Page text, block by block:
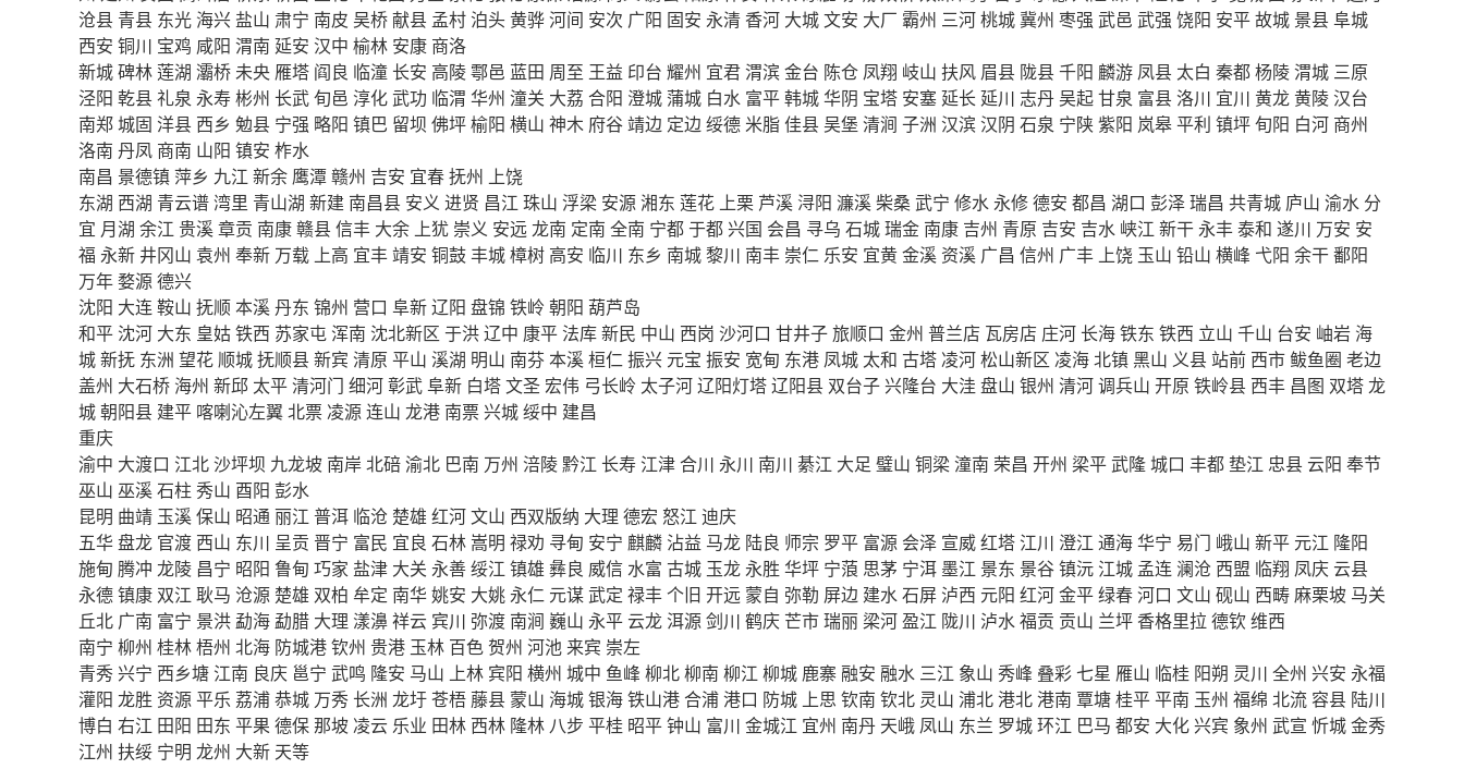
沧县 青县 东光 海兴 盐山 肃宁 南皮 吴桥献县 孟村 泊头黄骅河间 安次 广阳 固安 永清 香河 大城文安 大厂 霸州 三河桃城冀州 枣强 武邑 武强 饶阳 安平故城 景县阜城
西安 铜川 宝鸡 咸阳 渭南 延安 汉中 榆林 安康 商洛
新城碑林莲湖 灞桥未央 雁塔 阎良 临潼 长安 高陵鄠邑 蓝田 周至 王益 印台 耀州 宜君渭滨金台 陈仓 凤翔 岐山 扶风 眉县 陇县千阳 麟游 凤县 太白 秦都杨陵渭城 三原
泾阳 乾县礼泉 永寿彬州 长武旬邑 淳化武功 临渭 华州 潼关 大荔 合阳 澄城蒲城 白水 富平韩城华阴 宝塔 安塞延长 延川 志丹吴起甘泉 富县洛川 宜川 黄龙黄陵汉台
南郑城固 洋县 西乡 勉县 宁强 略阳 镇巴 留坝 佛坪榆阳 横山 神木 府谷靖边 定边绥德 米脂佳县吴堡 清涧 子洲 汉滨汉阴 石泉 宁陕紫阳 岚皋平利 镇坪旬阳 白河 商州
洛南 丹凤 商南 山阳 镇安 柞水
南昌 景德镇萍乡 九江 新余 鹰潭赣州 吉安 宜春抚州 上饶
东湖 西湖 青云谱湾里 青山湖 新建 南昌县 安义 进贤 昌江 珠山 浮梁 安源湘东 莲花 上栗 芦溪 浔阳 濂溪柴桑武宁 修水 永修德安 都昌 湖口 彭泽瑞昌 共青城 庐山 渝水 分
宜 月湖 余江 贵溪章贡 南康赣县信丰 大余 上犹 崇义 安远 龙南 定南 全南 宁都于都兴国 会昌 寻乌 石城瑞金 南康 吉州 青原 吉安 吉水 峡江 新干 永丰泰和 遂川 万安 安
福 永新 井冈山 袁州 奉新 万载 上高 宜丰靖安 铜鼓丰城樟树 高安 临川 东乡 南城黎川 南丰 崇仁 乐安 宜黄金溪 资溪 广昌 信州 广丰 上饶 玉山 铅山 横峰 弋阳 余干鄱阳
万年婺源德兴
沈阳 大连鞍山 抚顺本溪丹东 锦州 营口 阜新辽阳 盘锦 铁岭 朝阳 葫芦岛
和平 沈河 大东 皇姑铁西 苏家屯 浑南 沈北新区 于洪辽中 康平 法库新民 中山 西岗 沙河口 甘井子旅顺口 金州 普兰店 瓦房店 庄河 长海铁东 铁西 立山 千山 台安 岫岩 海
城新抚 东洲 望花 顺城抚顺县新宾 清原 平山 溪湖 明山 南芬 本溪桓仁振兴 元宝 振安 宽甸 东港 凤城 太和 古塔 凌河松山新区 凌海北镇黑山 义县 站前 西市 鲅鱼圈 老边
盖州 大石桥 海州 新邱 太平清河门 细河彰武阜新 白塔文圣宏伟 弓长岭 太子河辽阳灯塔辽阳县 双台子兴隆台 大洼 盘山 银州 清河调兵山 开原 铁岭县 西丰 昌图 双塔龙
城朝阳县 建平 喀喇沁左翼北票 凌源连山 龙港 南票兴城绥中 建昌
重庆
渝中 大渡口 江北沙坪坝 九龙坡 南岸北碚渝北 巴南 万州 涪陵黔江 长寿 江津合川 永川 南川 綦江 大足 璧山 铜梁潼南 荣昌 开州 梁平武隆城口 丰都 垫江 忠县 云阳 奉节
巫山 巫溪石柱 秀山 酉阳 彭水
昆明 曲靖 玉溪保山 昭通丽江 普洱 临沧 楚雄 红河文山 西双版纳 大理 德宏 怒江 迪庆
五华盘龙 官渡 西山 东川 呈贡 晋宁 富民 宜良 石林嵩明 禄劝 寻甸 安宁 麒麟 沾益 马龙 陆良 师宗 罗平 富源 会泽 宣威红塔 江川 澄江 通海华宁 易门 峨山 新平 元江 隆阳
施甸 腾冲 龙陵 昌宁 昭阳 鲁甸 巧家 盐津 大关 永善绥江 镇雄 彝良 威信水富 古城 玉龙 永胜 华坪 宁蒗 思茅 宁洱 墨江 景东 景谷镇沅 江城 孟连 澜沧 西盟 临翔 凤庆 云县
永德镇康 双江 耿马 沧源 楚雄 双柏 牟定 南华姚安 大姚 永仁 元谋武定 禄丰个旧 开远 蒙自 弥勒 屏边 建水石屏 泸西 元阳 红河金平绿春河口 文山 砚山 西畴麻栗坡 马关
丘北 广南 富宁 景洪 勐海 勐腊 大理 漾濞祥云 宾川 弥渡 南涧 巍山 永平 云龙 洱源剑川 鹤庆 芒市瑞丽 梁河盈江 陇川 泸水福贡 贡山 兰坪 香格里拉 德钦维西
南宁 柳州 桂林梧州 北海 防城港钦州 贵港 玉林 百色贺州 河池 来宾 崇左
青秀兴宁 西乡塘 江南 良庆 邕宁 武鸣 隆安 马山 上林 宾阳 横州 城中 鱼峰 柳北柳南 柳江 柳城 鹿寨融安 融水 三江 象山 秀峰 叠彩七星 雁山 临桂 阳朔 灵川 全州 兴安 永福
灌阳 龙胜 资源平乐 荔浦恭城 万秀 长洲 龙圩苍梧 藤县蒙山 海城银海铁山港合浦港口 防城 上思 钦南 钦北 灵山 浦北港北港南 覃塘桂平平南 玉州 福绵 北流 容县 陆川
博白 右江 田阳 田东 平果 德保那坡 凌云 乐业 田林 西林 隆林 八步 平桂 昭平钟山 富川 金城江 宜州 南丹 天峨 凤山 东兰 罗城环江 巴马 都安 大化兴宾 象州 武宣 忻城金秀
江州 扶绥 宁明 龙州 大新 天等